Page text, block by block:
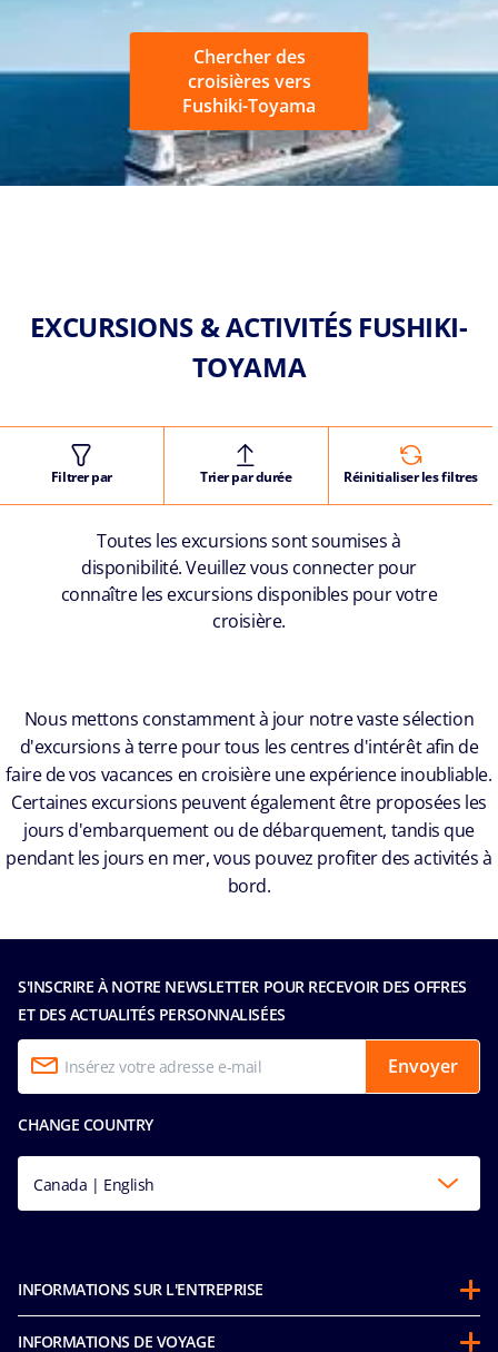
Chercher des
croisières vers
Fushiki-Toyama
EXCURSIONS & ACTIVITÉS FUSHIKI-
TOYAMA
Filtrer par Trier par durée Réinitialiser les filtres
Toutes les excursions sont soumises à
disponibilité. Veuillez vous connecter pour
connaître les excursions disponibles pour votre
croisière.
Nous mettons constamment à jour notre vaste sélection
d'excursions à terre pour tous les centres d'intérêt afin de
faire de vos vacances en croisière une expérience inoubliable.
Certaines excursions peuvent également être proposées les
jours d'embarquement ou de débarquement, tandis que
pendant les jours en mer, vous pouvez profiter des activités à
bord.
S'INSCRIRE À NOTRE NEWSLETTER POUR RECEVOIR DES OFFRES
ET DES ACTUALITÉS PERSONNALISÉES
Envoyer
CHANGE COUNTRY
Canada | English
INFORMATIONS SUR L'ENTREPRISE
INFORMATIONS DE VOYAGE